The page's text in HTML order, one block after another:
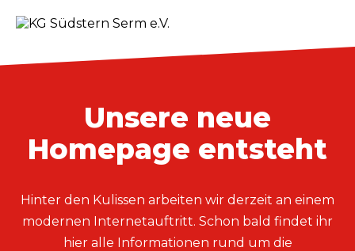
Unsere neue
Homepage entsteht
Hinter den Kulissen arbeiten wir derzeit an einem
modernen Internetauftritt. Schon bald findet ihr
hier alle Informationen rund um die